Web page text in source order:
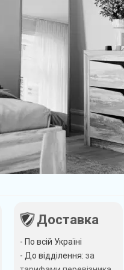
Доставка
- По всій Україні
- До відділення: за